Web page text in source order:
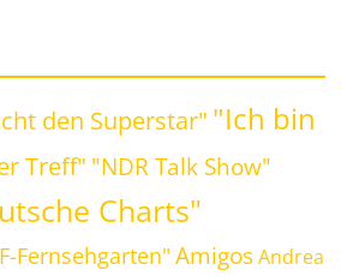
den Superstar" "Ich bin
Treff" "NDR Talk Show"
Charts"
Fernsehgarten" Amigos Andrea